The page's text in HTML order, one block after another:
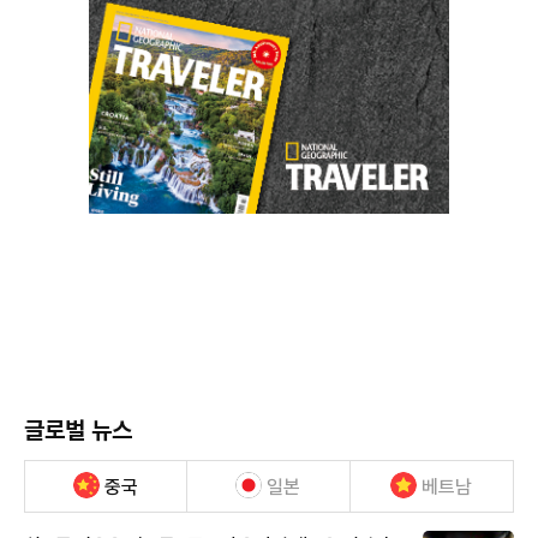
글로벌 뉴스
중국 일본 베트남